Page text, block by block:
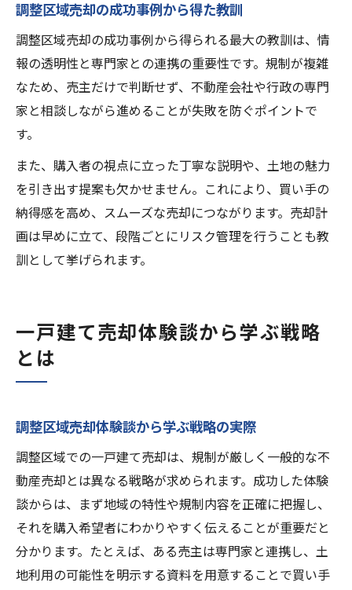
調整区域売却の成功事例から得た教訓
調整区域売却の成功事例から得られる最大の教訓は、情
報の透明性と専門家との連携の重要性です。規制が複雑
なため、売主だけで判断せず、不動産会社や行政の専門
家と相談しながら進めることが失敗を防ぐポイントで
す。
また、購入者の視点に立った丁寧な説明や、土地の魅力
を引き出す提案も欠かせません。これにより、買い手の
納得感を高め、スムーズな売却につながります。売却計
画は早めに立て、段階ごとにリスク管理を行うことも教
訓として挙げられます。
一戸建て売却体験談から学ぶ戦略
とは
調整区域売却体験談から学ぶ戦略の実際
調整区域での一戸建て売却は、規制が厳しく一般的な不
動産売却とは異なる戦略が求められます。成功した体験
談からは、まず地域の特性や規制内容を正確に把握し、
それを購入希望者にわかりやすく伝えることが重要だと
分かります。たとえば、ある売主は専門家と連携し、土
地利用の可能性を明示する資料を用意することで買い手